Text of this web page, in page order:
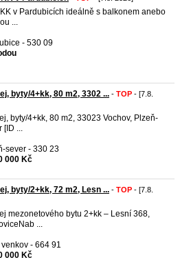
v Pardubicích ideálně s balkonem anebo
...
- 530 09
byty/4+kk, 80 m2, 3302 ... - TOP - [7.8.
byty/4+kk, 80 m2, 33023 Vochov, Plzeň-
[ID ...
sever - 330 23
000 Kč
byty/2+kk, 72 m2, Lesn ... - TOP - [7.8.
mezonetového bytu 2+kk – Lesní 368,
...
venkov - 664 91
000 Kč